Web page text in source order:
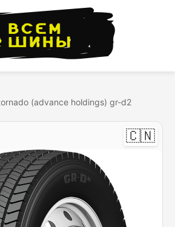
(advance holdings) gr-d2
🇨🇳